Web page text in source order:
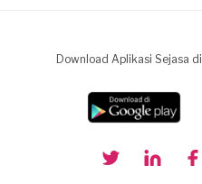
Download Aplikasi Sejasa di